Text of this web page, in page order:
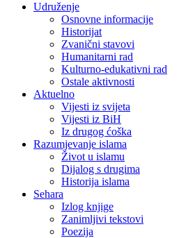
Udruženje
Osnovne informacije
Historijat
Zvanični stavovi
Humanitarni rad
Kulturno-edukativni rad
Ostale aktivnosti
Aktuelno
Vijesti iz svijeta
Vijesti iz BiH
Iz drugog ćoška
Razumjevanje islama
Život u islamu
Dijalog s drugima
Historija islama
Sehara
Izlog knjige
Zanimljivi tekstovi
Poezija